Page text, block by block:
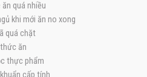
ăn quá nhiều
khi mới ăn no xong
quá chặt
ăn
thực phẩm